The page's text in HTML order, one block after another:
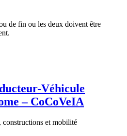
de fin ou les deux doivent être
Véhicule
– CoCoVeIA
constructions et mobilité